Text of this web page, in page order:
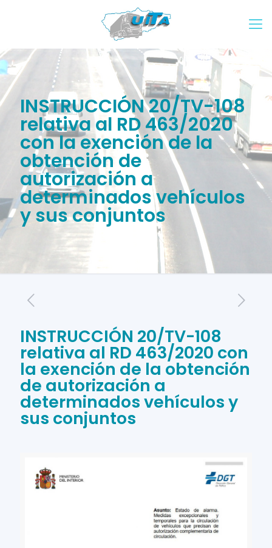
INSTRUCCIÓN 20/TV-108
relativa al RD 463/2020
con la exención de la
obtención de
autorización a
determinados vehículos
y sus conjuntos
INSTRUCCIÓN 20/TV-108
relativa al RD 463/2020 con
la exención de la obtención
de autorización a
determinados vehículos y
sus conjuntos